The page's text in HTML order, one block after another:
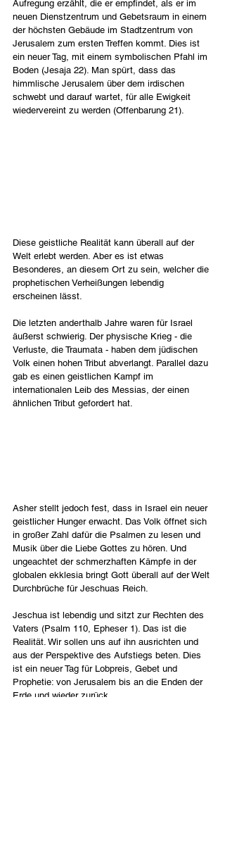
Aufregung erzählt, die er empfindet, als er im
neuen Dienstzentrum und Gebetsraum in einem
der höchsten Gebäude im Stadtzentrum von
Jerusalem zum ersten Treffen kommt. Dies ist
ein neuer Tag, mit einem symbolischen Pfahl im
Boden (Jesaja 22). Man spürt, dass das
himmlische Jerusalem über dem irdischen
schwebt und darauf wartet, für alle Ewigkeit
wiedervereint zu werden (Offenbarung 21).
Diese geistliche Realität kann überall auf der
Welt erlebt werden. Aber es ist etwas
Besonderes, an diesem Ort zu sein, welcher die
prophetischen Verheißungen lebendig
erscheinen lässt.
Die letzten anderthalb Jahre waren für Israel
äußerst schwierig. Der physische Krieg - die
Verluste, die Traumata - haben dem jüdischen
Volk einen hohen Tribut abverlangt. Parallel dazu
gab es einen geistlichen Kampf im
internationalen Leib des Messias, der einen
ähnlichen Tribut gefordert hat.
Asher stellt jedoch fest, dass in Israel ein neuer
geistlicher Hunger erwacht. Das Volk öffnet sich
in großer Zahl dafür die Psalmen zu lesen und
Musik über die Liebe Gottes zu hören. Und
ungeachtet der schmerzhaften Kämpfe in der
globalen ekklesia bringt Gott überall auf der Welt
Durchbrüche für Jeschuas Reich.
Jeschua ist lebendig und sitzt zur Rechten des
Vaters (Psalm 110, Epheser 1). Das ist die
Realität. Wir sollen uns auf ihn ausrichten und
aus der Perspektive des Aufstiegs beten. Dies
ist ein neuer Tag für Lobpreis, Gebet und
Prophetie: von Jerusalem bis an die Enden der
Erde und wieder zurück.